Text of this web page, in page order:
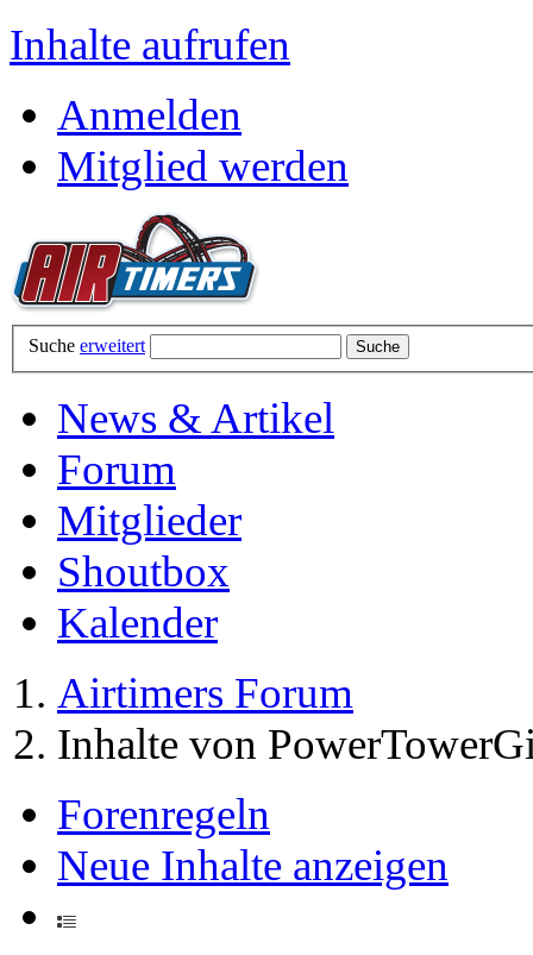
Inhalte aufrufen
Anmelden
Mitglied werden
Suche erweitert
News & Artikel
Forum
Mitglieder
Shoutbox
Kalender
Airtimers Forum
Inhalte von
Forenregeln
Neue Inhalte anzeigen